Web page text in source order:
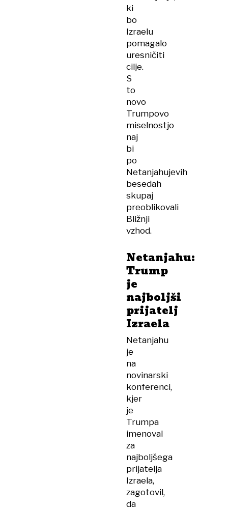
ki
bo
Izraelu
pomagalo
uresničiti
cilje.
S
to
novo
Trumpovo
miselnostjo
naj
bi
po
Netanjahujevih
besedah
skupaj
preoblikovali
Bližnji
vzhod.
Netanjahu:
Trump
je
najboljši
prijatelj
Izraela
Netanjahu
je
na
novinarski
konferenci,
kjer
je
Trumpa
imenoval
za
najboljšega
prijatelja
Izraela,
zagotovil,
da